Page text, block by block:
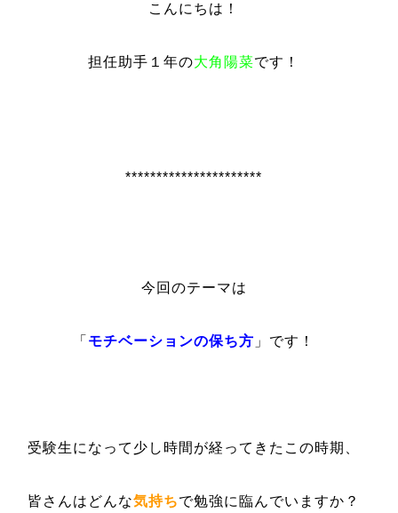
こんにちは！
担任助手１年の大角陽菜です！
**********************
今回のテーマは
「 モチベーションの保ち方 」です！
受験生になって少し時間が経ってきたこの時期、
皆さんはどんな気持ちで勉強に臨んでいますか？